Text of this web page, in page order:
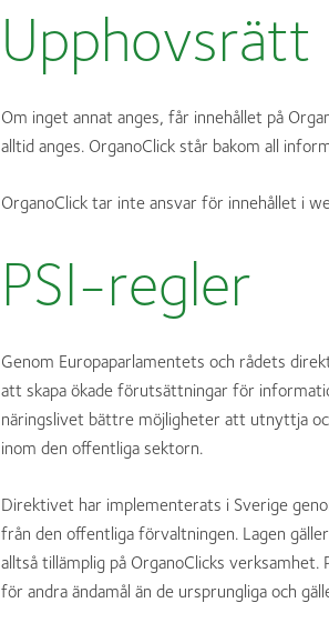
Upphovsrätt
Om inget annat anges, får innehållet på
alltid anges. OrganoClick står bakom all
OrganoClick tar inte ansvar för innehållet i
PSI-regler
Genom Europaparlamentets och rådets
att skapa ökade förutsättningar för
näringslivet bättre möjligheter att utnyttja
inom den offentliga sektorn.
Direktivet har implementerats i Sverige
från den offentliga förvaltningen. Lagen
alltså tillämplig på OrganoClicks
för andra ändamål än de ursprungliga och